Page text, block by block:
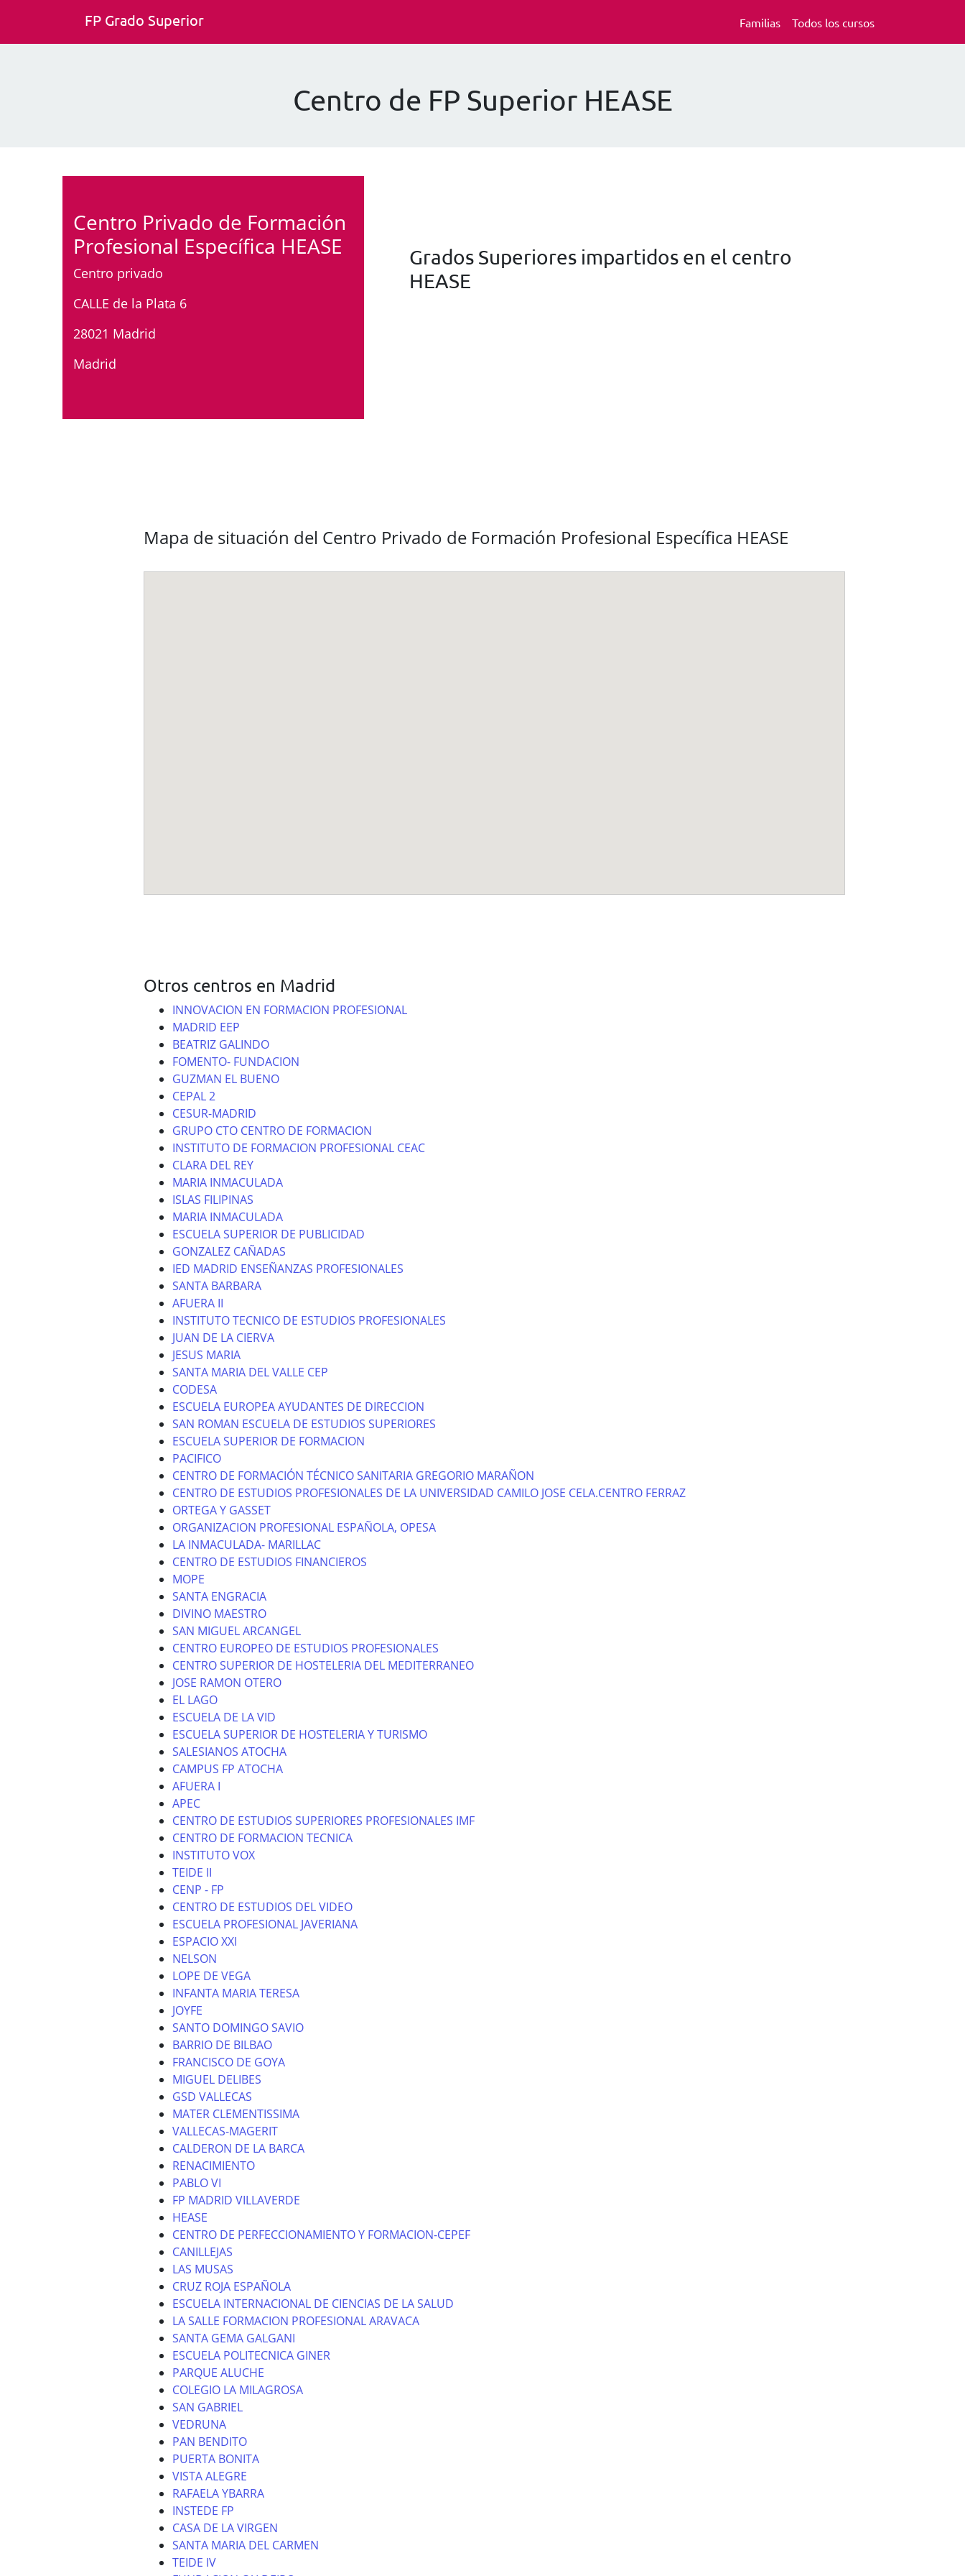
FP Grado Superior Familias Todos los cursos
Centro de FP Superior HEASE
Centro Privado de Formación
Profesional Específica HEASE
Centro privado
CALLE de la Plata 6
28021 Madrid
Madrid
Grados Superiores impartidos en el centro
HEASE
Mapa de situación del Centro Privado de Formación Profesional Específica HEASE
Otros centros en Madrid
INNOVACION EN FORMACION PROFESIONAL
MADRID EEP
BEATRIZ GALINDO
FOMENTO- FUNDACION
GUZMAN EL BUENO
CEPAL 2
CESUR-MADRID
GRUPO CTO CENTRO DE FORMACION
INSTITUTO DE FORMACION PROFESIONAL CEAC
CLARA DEL REY
MARIA INMACULADA
ISLAS FILIPINAS
MARIA INMACULADA
ESCUELA SUPERIOR DE PUBLICIDAD
GONZALEZ CAÑADAS
IED MADRID ENSEÑANZAS PROFESIONALES
SANTA BARBARA
AFUERA II
INSTITUTO TECNICO DE ESTUDIOS PROFESIONALES
JUAN DE LA CIERVA
JESUS MARIA
SANTA MARIA DEL VALLE CEP
CODESA
ESCUELA EUROPEA AYUDANTES DE DIRECCION
SAN ROMAN ESCUELA DE ESTUDIOS SUPERIORES
ESCUELA SUPERIOR DE FORMACION
PACIFICO
CENTRO DE FORMACIÓN TÉCNICO SANITARIA GREGORIO MARAÑON
CENTRO DE ESTUDIOS PROFESIONALES DE LA UNIVERSIDAD CAMILO JOSE CELA.CENTRO FERRAZ
ORTEGA Y GASSET
ORGANIZACION PROFESIONAL ESPAÑOLA, OPESA
LA INMACULADA- MARILLAC
CENTRO DE ESTUDIOS FINANCIEROS
MOPE
SANTA ENGRACIA
DIVINO MAESTRO
SAN MIGUEL ARCANGEL
CENTRO EUROPEO DE ESTUDIOS PROFESIONALES
CENTRO SUPERIOR DE HOSTELERIA DEL MEDITERRANEO
JOSE RAMON OTERO
EL LAGO
ESCUELA DE LA VID
ESCUELA SUPERIOR DE HOSTELERIA Y TURISMO
SALESIANOS ATOCHA
CAMPUS FP ATOCHA
AFUERA I
APEC
CENTRO DE ESTUDIOS SUPERIORES PROFESIONALES IMF
CENTRO DE FORMACION TECNICA
INSTITUTO VOX
TEIDE II
CENP - FP
CENTRO DE ESTUDIOS DEL VIDEO
ESCUELA PROFESIONAL JAVERIANA
ESPACIO XXI
NELSON
LOPE DE VEGA
INFANTA MARIA TERESA
JOYFE
SANTO DOMINGO SAVIO
BARRIO DE BILBAO
FRANCISCO DE GOYA
MIGUEL DELIBES
GSD VALLECAS
MATER CLEMENTISSIMA
VALLECAS-MAGERIT
CALDERON DE LA BARCA
RENACIMIENTO
PABLO VI
FP MADRID VILLAVERDE
HEASE
CENTRO DE PERFECCIONAMIENTO Y FORMACION-CEPEF
CANILLEJAS
LAS MUSAS
CRUZ ROJA ESPAÑOLA
ESCUELA INTERNACIONAL DE CIENCIAS DE LA SALUD
LA SALLE FORMACION PROFESIONAL ARAVACA
SANTA GEMA GALGANI
ESCUELA POLITECNICA GINER
PARQUE ALUCHE
COLEGIO LA MILAGROSA
SAN GABRIEL
VEDRUNA
PAN BENDITO
PUERTA BONITA
VISTA ALEGRE
RAFAELA YBARRA
INSTEDE FP
CASA DE LA VIRGEN
SANTA MARIA DEL CARMEN
TEIDE IV